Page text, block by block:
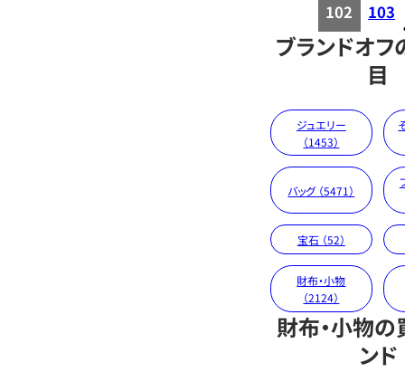
102
103
ブランドオ
目
ジュエリー
（1453）
バッグ （5471）
宝石 （52）
財布・小物
（2124）
財布・小物
ンド